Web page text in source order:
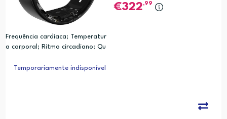
Frequência cardíaca; Temperatur
a corporal; Ritmo circadiano; Qu
orias; Analise de Relogio Biologic
322,99
Temporariamente indisponível